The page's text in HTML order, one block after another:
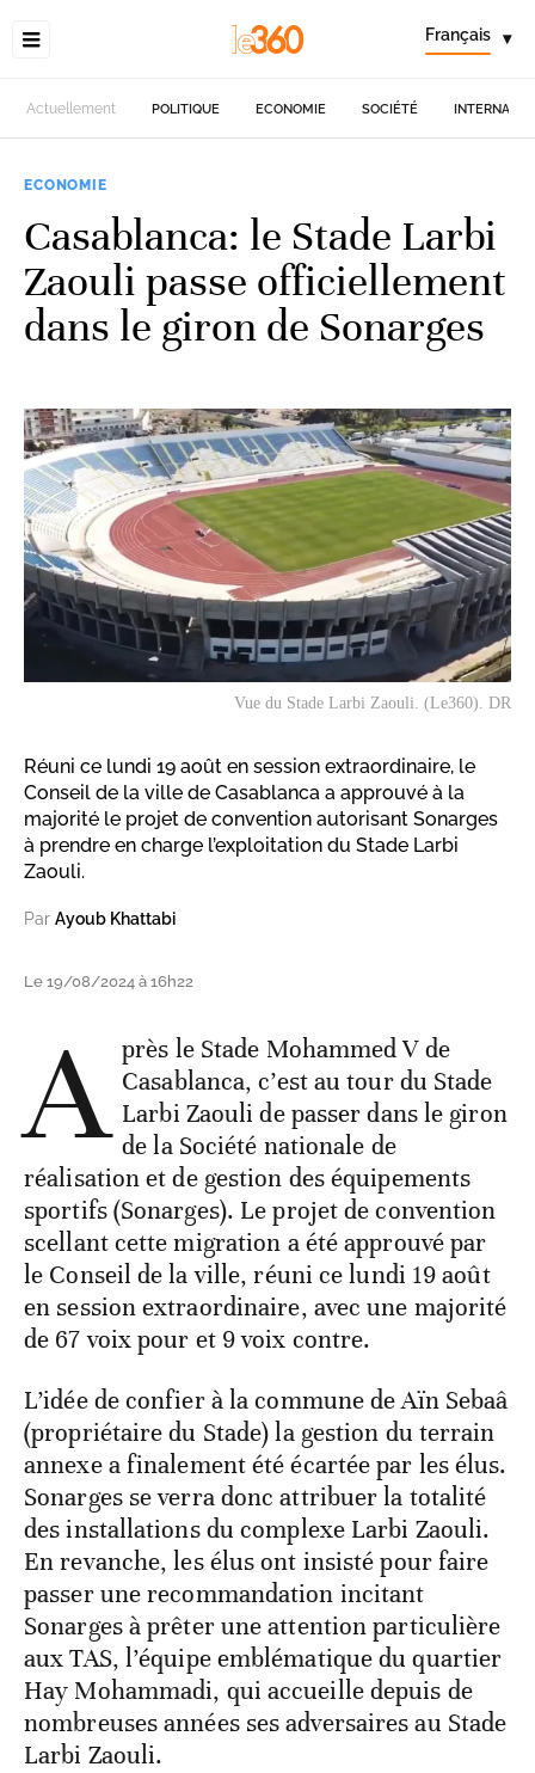
Français ▾
Actuellement POLITIQUE ECONOMIE SOCIÉTÉ
ECONOMIE
Casablanca: le Stade Larbi
Zaouli passe officiellement
dans le giron de Sonarges
Vue du Stade Larbi Zaouli. (Le360). DR
Réuni ce lundi 19 août en session extraordinaire, le
Conseil de la ville de Casablanca a approuvé à la
majorité le projet de convention autorisant Sonarges
à prendre en charge l’exploitation du Stade Larbi
Zaouli.
Par Ayoub Khattabi
Le 19/08/2024 à 16h22
A près le Stade Mohammed V de
Casablanca, c’est au tour du Stade
Larbi Zaouli de passer dans le giron
de la Société nationale de
réalisation et de gestion des équipements
sportifs (Sonarges). Le projet de convention
scellant cette migration a été approuvé par
le Conseil de la ville, réuni ce lundi 19 août
en session extraordinaire, avec une majorité
de 67 voix pour et 9 voix contre.
L’idée de confier à la commune de Aïn Sebaâ
(propriétaire du Stade) la gestion du terrain
annexe a finalement été écartée par les élus.
Sonarges se verra donc attribuer la totalité
des installations du complexe Larbi Zaouli.
En revanche, les élus ont insisté pour faire
passer une recommandation incitant
Sonarges à prêter une attention particulière
aux TAS, l’équipe emblématique du quartier
Hay Mohammadi, qui accueille depuis de
nombreuses années ses adversaires au Stade
Larbi Zaouli.